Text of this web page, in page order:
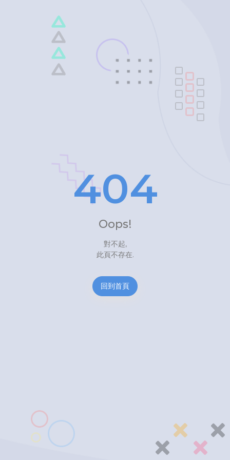
404
Oops!
對不起,
此頁不存在.
回到首頁